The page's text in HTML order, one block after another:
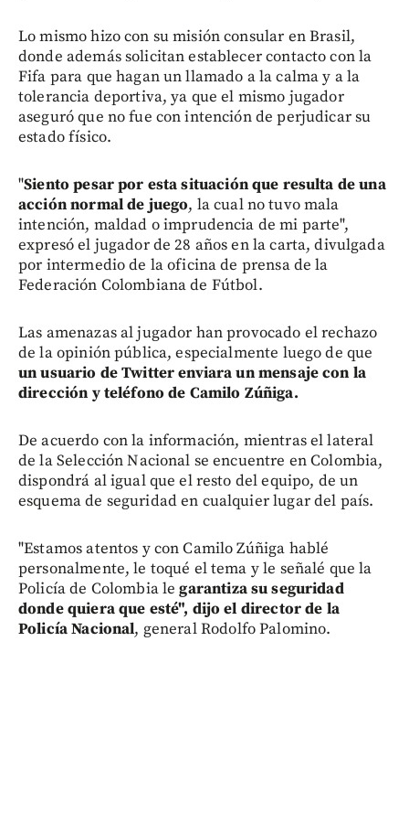
Lo mismo hizo con su misión consular en Brasil,
donde además solicitan establecer contacto con la
Fifa para que hagan un llamado a la calma y a la
tolerancia deportiva, ya que el mismo jugador
aseguró que no fue con intención de perjudicar su
estado físico.
"Siento pesar por esta situación que resulta de una
acción normal de juego, la cual no tuvo mala
intención, maldad o imprudencia de mi parte",
expresó el jugador de 28 años en la carta, divulgada
por intermedio de la oficina de prensa de la
Federación Colombiana de Fútbol.
Las amenazas al jugador han provocado el rechazo
de la opinión pública, especialmente luego de que
un usuario de Twitter enviara un mensaje con la
dirección y teléfono de Camilo Zúñiga.
De acuerdo con la información, mientras el lateral
de la Selección Nacional se encuentre en Colombia,
dispondrá al igual que el resto del equipo, de un
esquema de seguridad en cualquier lugar del país.
"Estamos atentos y con Camilo Zúñiga hablé
personalmente, le toqué el tema y le señalé que la
Policía de Colombia legarantiza su seguridad
donde quiera que esté", dijo el director de la
Policía Nacional, general Rodolfo Palomino.